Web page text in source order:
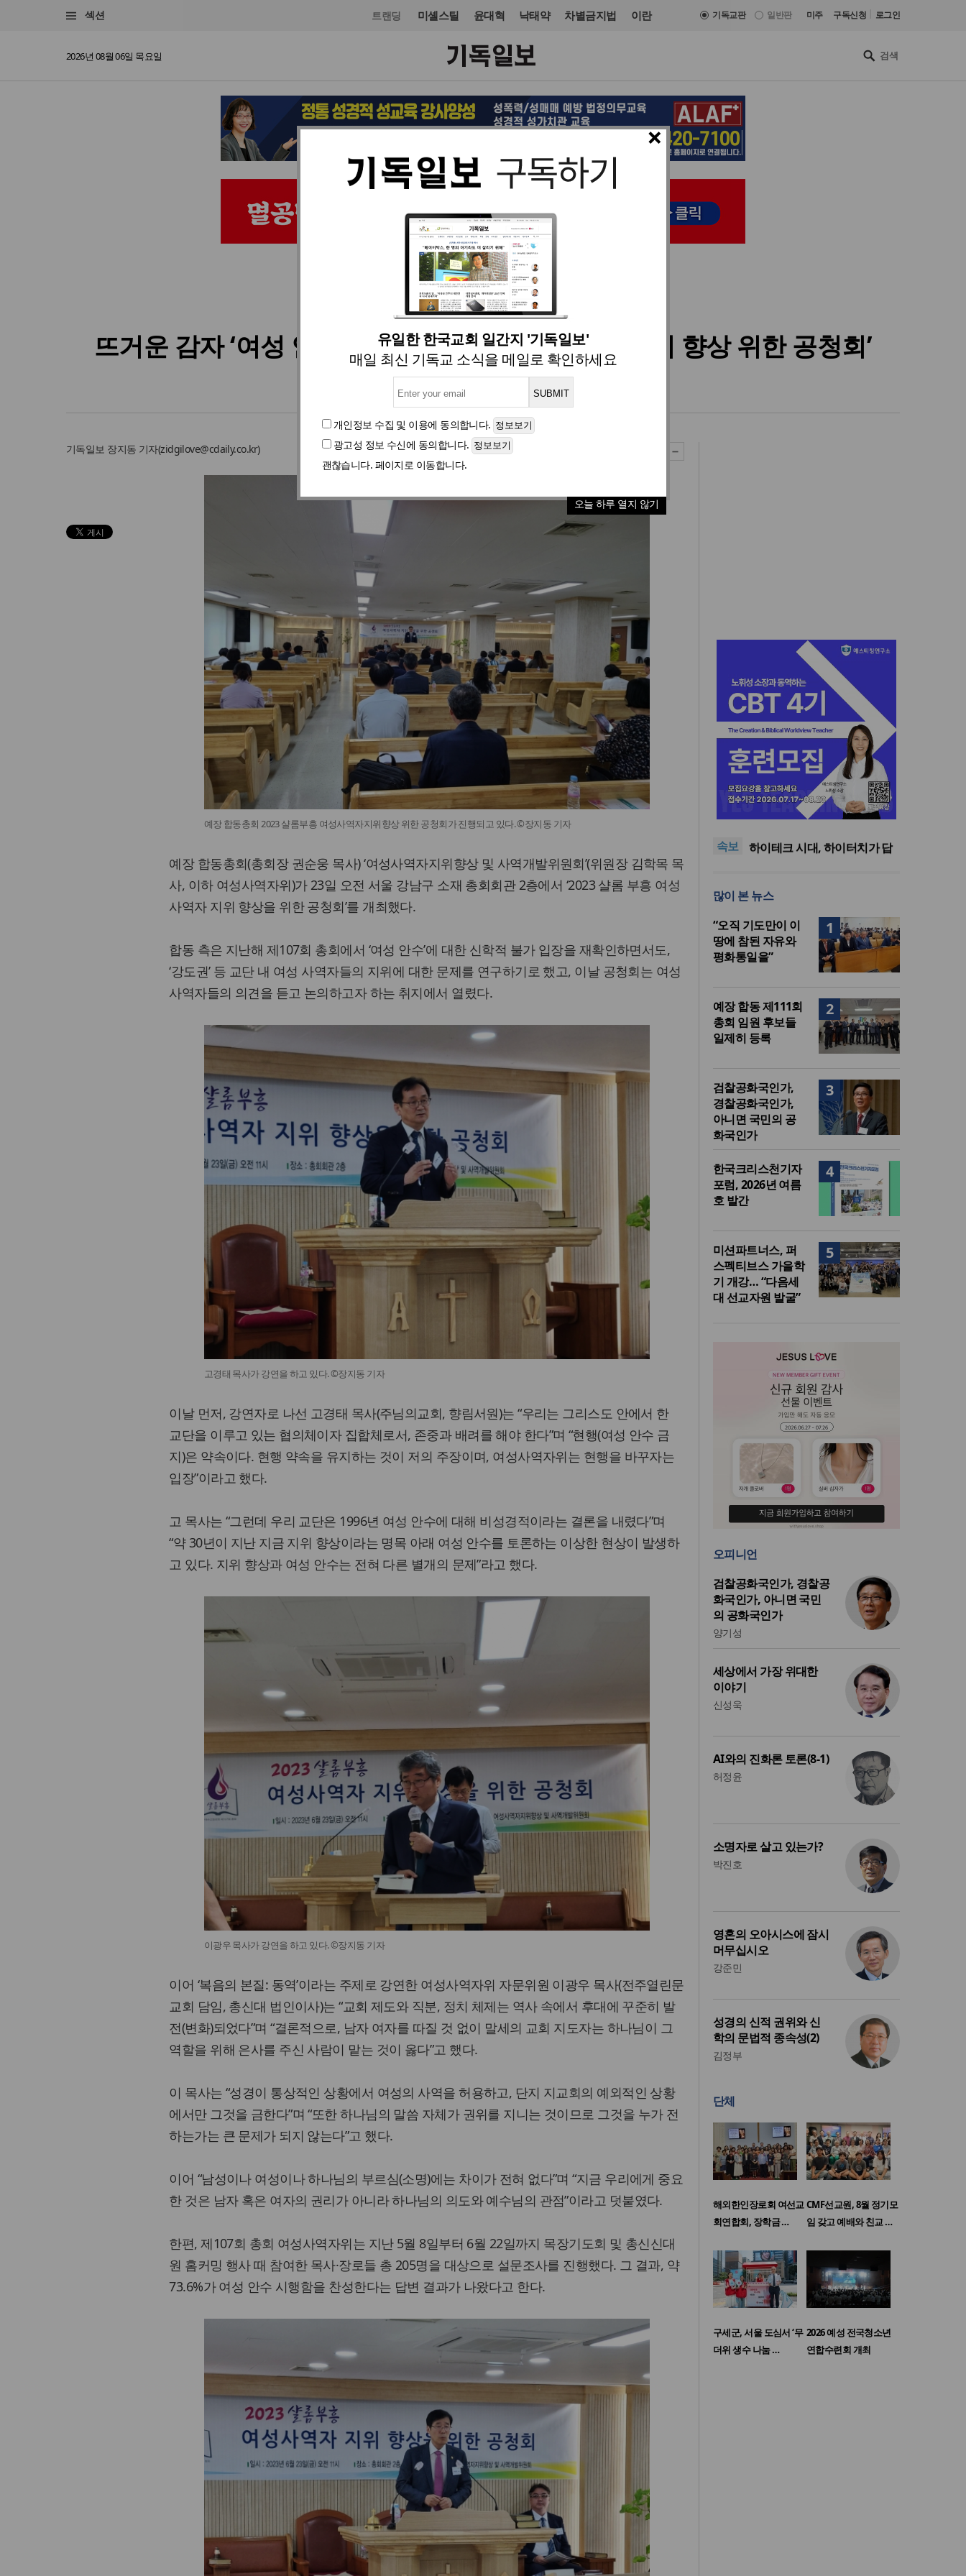
섹션 트랜딩 미셸스틸 윤대혁 낙태약 차별금지법 이란 기독교판 일반판 미주 구독신청 로그인
2026년 08월 06일 목요일
×
유일한 한국교회 일간지 '기독일보'
매일 최신 기독교 소식을 메일로 확인하세요
개인정보 수집 및 이용에 동의합니다.
광고성 정보 수신에 동의합니다.
괜찮습니다. 페이지로 이동합니다.
오늘 하루 열지 않기
교단/단체 입력 2023. 06. 23 18:03
뜨거운 감자 ‘여성 안수’… 예장 합동 ‘여성 사역자 지위 향상 위한 공청회’
23일 예장 합동 총회회관 2층서 진행
기독일보 장지동 기자(zidgilove@cdaily.co.kr)
예장 합동총회 2023 샬롬부흥 여성사역자지위향상 위한 공청회가 진행되고 있다. ©장지동 기자
예장 합동총회(총회장 권순웅 목사) ‘여성사역자지위향상 및 사역개발위원회’(위원장 김학목 목
사, 이하 여성사역자위)가 23일 오전 서울 강남구 소재 총회회관 2층에서 ‘2023 샬롬 부흥 여성
사역자 지위 향상을 위한 공청회’를 개최했다.
합동 측은 지난해 제107회 총회에서 ‘여성 안수’에 대한 신학적 불가 입장을 재확인하면서도,
‘강도권’ 등 교단 내 여성 사역자들의 지위에 대한 문제를 연구하기로 했고, 이날 공청회는 여성
사역자들의 의견을 듣고 논의하고자 하는 취지에서 열렸다.
고경태 목사가 강연을 하고 있다. ©장지동 기자
이날 먼저, 강연자로 나선 고경태 목사(주님의교회, 향림서원)는 “우리는 그리스도 안에서 한
교단을 이루고 있는 협의체이자 집합체로서, 존중과 배려를 해야 한다”며 “현행(여성 안수 금
지)은 약속이다. 현행 약속을 유지하는 것이 저의 주장이며, 여성사역자위는 현행을 바꾸자는
입장”이라고 했다.
고 목사는 “그런데 우리 교단은 1996년 여성 안수에 대해 비성경적이라는 결론을 내렸다”며
“약 30년이 지난 지금 지위 향상이라는 명목 아래 여성 안수를 토론하는 이상한 현상이 발생하
고 있다. 지위 향상과 여성 안수는 전혀 다른 별개의 문제”라고 했다.
이광우 목사가 강연을 하고 있다. ©장지동 기자
이어 ‘복음의 본질: 동역’이라는 주제로 강연한 여성사역자위 자문위원 이광우 목사(전주열린문
교회 담임, 총신대 법인이사)는 “교회 제도와 직분, 정치 체제는 역사 속에서 후대에 꾸준히 발
전(변화)되었다”며 “결론적으로, 남자 여자를 따질 것 없이 말세의 교회 지도자는 하나님이 그
역할을 위해 은사를 주신 사람이 맡는 것이 옳다”고 했다.
이 목사는 “성경이 통상적인 상황에서 여성의 사역을 허용하고, 단지 지교회의 예외적인 상황
에서만 그것을 금한다”며 “또한 하나님의 말씀 자체가 권위를 지니는 것이므로 그것을 누가 전
하는가는 큰 문제가 되지 않는다”고 했다.
이어 “남성이나 여성이나 하나님의 부르심(소명)에는 차이가 전혀 없다”며 “지금 우리에게 중요
한 것은 남자 혹은 여자의 권리가 아니라 하나님의 의도와 예수님의 관점”이라고 덧붙였다.
한편, 제107회 총회 여성사역자위는 지난 5월 8일부터 6월 22일까지 목장기도회 및 총신신대
원 홈커밍 행사 때 참여한 목사·장로들 총 205명을 대상으로 설문조사를 진행했다. 그 결과, 약
73.6%가 여성 안수 시행함을 찬성한다는 답변 결과가 나왔다고 한다.
속보
사랑과 공의로 열리는 하나님
나라의 회복 원리
어쿠스틱 피아노 찬송가 시리
가을학기 개강… “다음세대 선
하이테크 시대, 하이터치가 답
나라의 회복 원리
어쿠스틱 피아노 찬송가 시리
즈의 새 앨범 발매
많이 본 뉴스
1
“오직 기도만이 이
땅에 참된 자유와
평화통일을”
2
예장 합동 제111회
총회 임원 후보들
일제히 등록
3
검찰공화국인가,
경찰공화국인가,
아니면 국민의 공
화국인가
4
한국크리스천기자
포럼, 2026년 여름
호 발간
5
미션파트너스, 퍼
스펙티브스 가을학
기 개강… “다음세
대 선교자원 발굴”
오피니언
검찰공화국인가, 경찰공
화국인가, 아니면 국민
의 공화국인가
양기성
세상에서 가장 위대한
이야기
신성욱
AI와의 진화론 토론(8-1)
허정윤
소명자로 살고 있는가?
박진호
영혼의 오아시스에 잠시
머무십시오
강준민
성경의 신적 권위와 신
학의 문법적 종속성(2)
김정부
단체
해외한인장로회 여선교
회연합회, 장학금 …
CMF선교원, 8월 정기모
임 갖고 예배와 친교 …
구세군, 서울 도심서 ‘무
더위 생수 나눔 …
2026 예성 전국청소년
연합수련회 개최